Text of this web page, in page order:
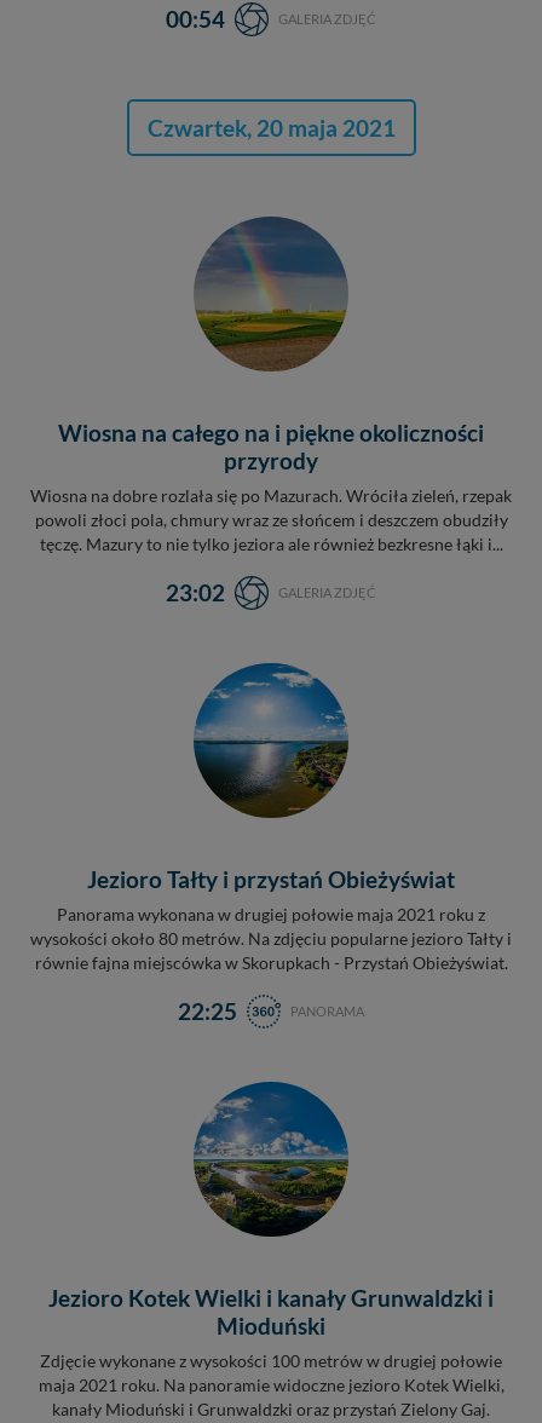
00:54 GALERIA ZDJĘĆ
Czwartek, 20 maja 2021
Wiosna na całego na i piękne okoliczności
przyrody
Wiosna na dobre rozlała się po Mazurach. Wróciła zieleń, rzepak
powoli złoci pola, chmury wraz ze słońcem i deszczem obudziły
tęczę. Mazury to nie tylko jeziora ale również bezkresne łąki i...
23:02 GALERIA ZDJĘĆ
Jezioro Tałty i przystań Obieżyświat
Panorama wykonana w drugiej połowie maja 2021 roku z
wysokości około 80 metrów. Na zdjęciu popularne jezioro Tałty i
równie fajna miejscówka w Skorupkach - Przystań Obieżyświat.
22:25 PANORAMA
Jezioro Kotek Wielki i kanały Grunwaldzki i
Mioduński
Zdjęcie wykonane z wysokości 100 metrów w drugiej połowie
maja 2021 roku. Na panoramie widoczne jezioro Kotek Wielki,
kanały Mioduński i Grunwaldzki oraz przystań Zielony Gaj.